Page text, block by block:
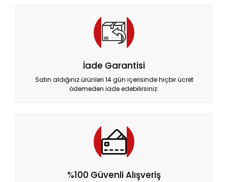
İade Garantisi
Satın aldığınız ürünleri 14 gün içerisinde hiçbir ücret
ödemeden iade edebilirsiniz.
%100 Güvenli Alışveriş